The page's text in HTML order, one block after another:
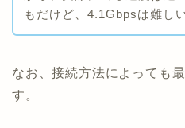
もだけど、4.1Gbpsは難し
なお、接続方法によっても
す。